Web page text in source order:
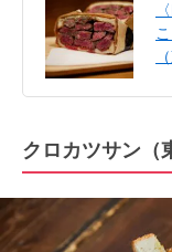
クロカツサン（